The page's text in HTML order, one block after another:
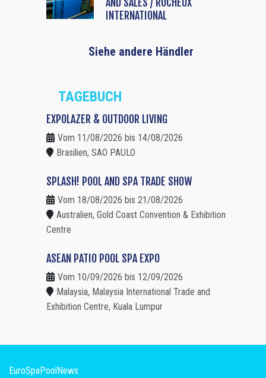
INTERNATIONAL
Siehe andere Händler
TAGEBUCH
EXPOLAZER & OUTDOOR LIVING
Vom 11/08/2026 bis 14/08/2026
Brasilien, SAO PAULO
SPLASH! POOL AND SPA TRADE SHOW
Vom 18/08/2026 bis 21/08/2026
Australien, Gold Coast Convention & Exhibition
Centre
ASEAN PATIO POOL SPA EXPO
Vom 10/09/2026 bis 12/09/2026
Malaysia, Malaysia International Trade and
Exhibition Centre, Kuala Lumpur
EuroSpaPoolNews